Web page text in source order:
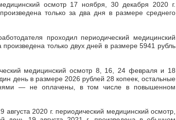
осмотр 17 ноября, 30 декабря 2020 г.
только за два дня в размере среднего
проходил периодический медицинский
только двух дней в размере 5941 рубль
медицинский осмотр 8, 16, 24 февраля и 18
день в размере 2026 рублей 28 копеек, остальные
— не оплачены, в том числе в повышенном
2020 г. периодический медицинский осмотр,